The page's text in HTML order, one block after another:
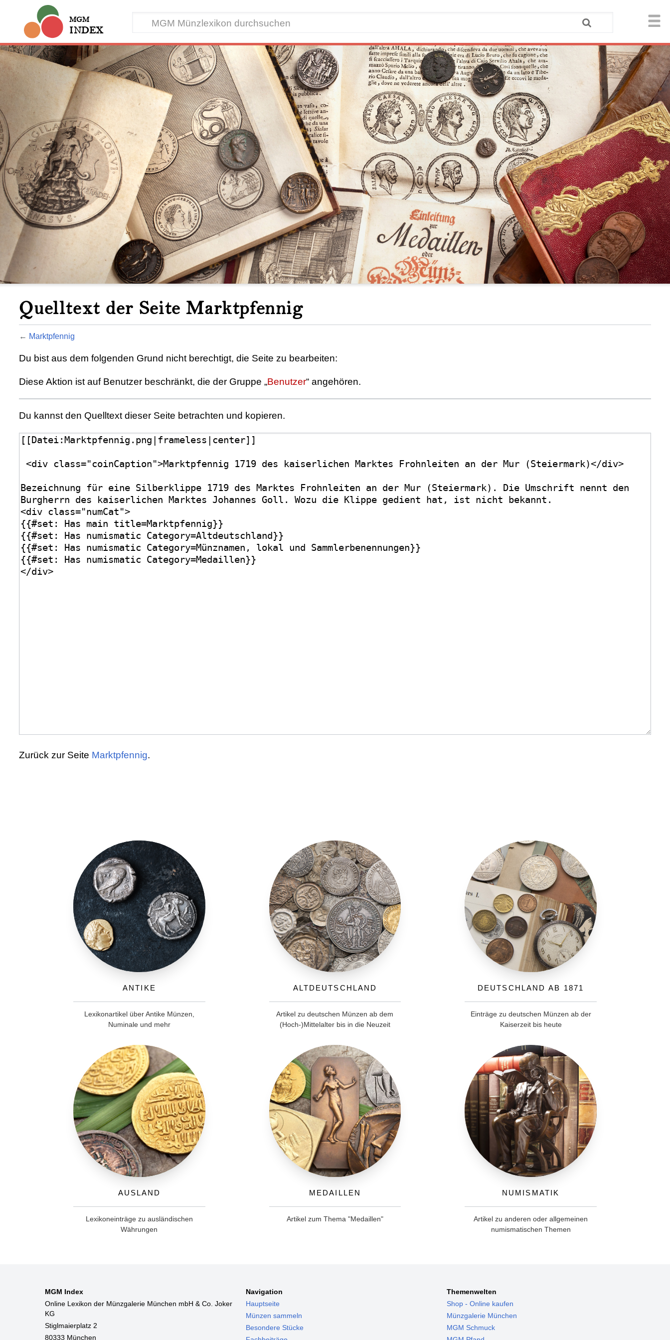
MGM
INDEX
Quelltext der Seite Marktpfennig
← Marktpfennig
Du bist aus dem folgenden Grund nicht berechtigt, die Seite zu bearbeiten:
Diese Aktion ist auf Benutzer beschränkt, die der Gruppe „Benutzer“ angehören.
Du kannst den Quelltext dieser Seite betrachten und kopieren.
Zurück zur Seite Marktpfennig.
Antike
Lexikonartikel über Antike Münzen,
Numinale und mehr
Altdeutschland
Artikel zu deutschen Münzen ab dem
(Hoch-)Mittelalter bis in die Neuzeit
Deutschland ab 1871
Einträge zu deutschen Münzen ab der
Kaiserzeit bis heute
Ausland
Lexikoneinträge zu ausländischen
Währungen
Medaillen
Artikel zum Thema "Medaillen"
Numismatik
Artikel zu anderen oder allgemeinen
numismatischen Themen
MGM Index
Online Lexikon der Münzgalerie München mbH & Co. Joker
KG
Stiglmaierplatz 2
80333 München
Navigation
Hauptseite
Münzen sammeln
Besondere Stücke
Themenwelten
Shop - Online kaufen
Münzgalerie München
MGM Schmuck